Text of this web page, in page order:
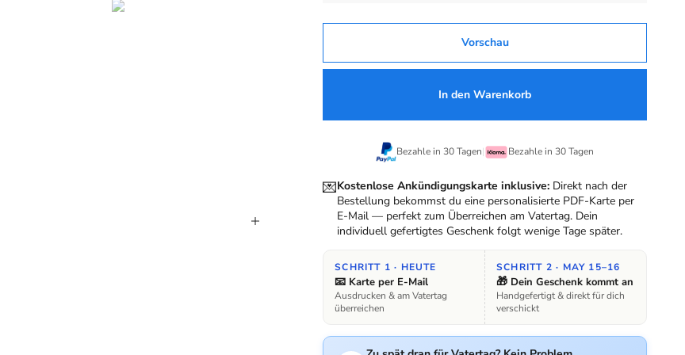
Vorschau
In den Warenkorb
Bezahle in 30 Tagen| Bezahle in 30 Tagen
💌Kostenlose Ankündigungskarte inklusive: Direkt nach der
Bestellung bekommst du eine personalisierte PDF-Karte per
E-Mail — perfekt zum Überreichen am Vatertag. Dein
individuell gefertigtes Geschenk folgt wenige Tage später.
SCHRITT 1 · HEUTE
📧 Karte per E-Mail
Ausdrucken & am Vatertag
überreichen
SCHRITT 2 · MAY 15–16
🎁 Dein Geschenk kommt an
Handgefertigt & direkt für dich
verschickt